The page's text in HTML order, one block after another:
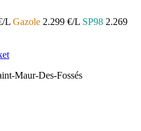
L Gazole 2.299 €/L SP98 2.269
Maur-Des-Fossés